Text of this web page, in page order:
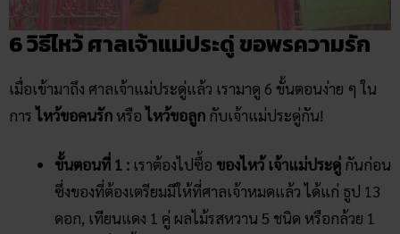
6 วิธีไหว้ ศาลเจ้าแม่ประดู่ ขอพรความรัก
เมื่อเข้ามาถึง ศาลเจ้าแม่ประดู่แล้ว เรามาดู 6 ขั้นตอนง่าย ๆ ใน
การไหว้ขอคนรัก หรือไหว้ขอลูก กับเจ้าแม่ประดู่กัน!
ขั้นตอนที่ 1 : เราต้องไปซื้อ ของไหว้ เจ้าแม่ประดู่ กันก่อน
ซึ่งของที่ต้องเตรียมมีให้ที่ศาลเจ้าหมดแล้ว ได้แก่ ธูป 13
ดอก, เทียนแดง 1 คู่ ผลไม้รสหวาน 5 ชนิด หรือกล้วย 1